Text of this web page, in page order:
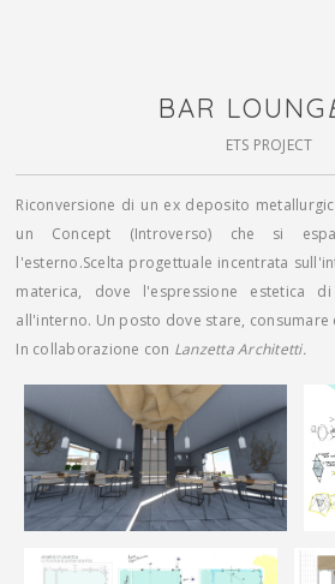
BAR LOUNG
ETS PROJECT
Riconversione di un ex deposito
un Concept (Introverso) che si
l'esterno.Scelta progettuale incentrata
materica, dove l'espressione estetica
all'interno. Un posto dove stare, consumare
In collaborazione con Lanzetta Architetti.